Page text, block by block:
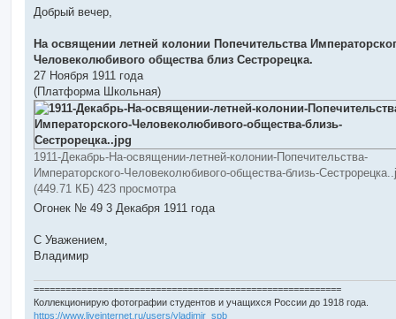
о
е
и
е
Добрый вечер,
На освящении летней колонии Попечительства
Человеколюбивого общества близ Сестрорецка.
27 Ноября 1911 года
(Платформа Школьная)
1911-Декабрь-На-освящении-летней-колонии-Попечительства-
Императорского-Человеколюбивого-общества-близь-
(449.71 КБ) 423 просмотра
Огонек № 49 3 Декабря 1911 года
С Уважением,
Владимир
==========================================================
Коллекционирую фотографии студентов и учащихся России до 1918 года.
https://www.liveinternet.ru/users/vladimir_spb